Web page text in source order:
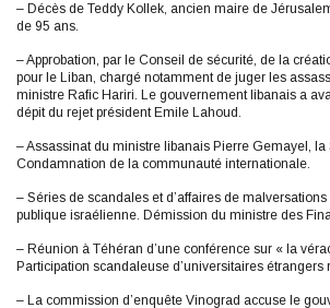
– Décès de Teddy Kollek, ancien maire de
de 95 ans.
– Approbation, par le Conseil de sécurité, de la
pour le Liban, chargé notamment de juger les
ministre Rafic Hariri. Le gouvernement libanais a
dépit du rejet président Emile Lahoud.
– Assassinat du ministre libanais Pierre Gemayel, la
Condamnation de la communauté internationale.
– Séries de scandales et d’affaires de
publique israélienne. Démission du ministre des
– Réunion à Téhéran d’une conférence sur « la
Participation scandaleuse d’universitaires étrangers
– La commission d’enquête Vinograd accuse le